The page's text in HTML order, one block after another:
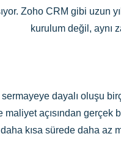
Zoho CRM gibi uzun
kurulum değil, aynı
dayalı oluşu
açısından gerçek
daha kısa sürede daha az